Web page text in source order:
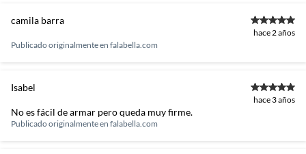
camila barra
hace 2 años
Publicado originalmente en falabella.com
Isabel
hace 3 años
No es fácil de armar pero queda muy firme.
Publicado originalmente en falabella.com